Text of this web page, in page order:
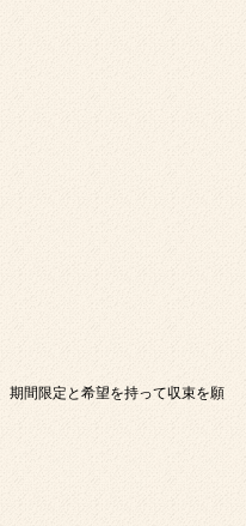
期間限定と希望を持って収束を願